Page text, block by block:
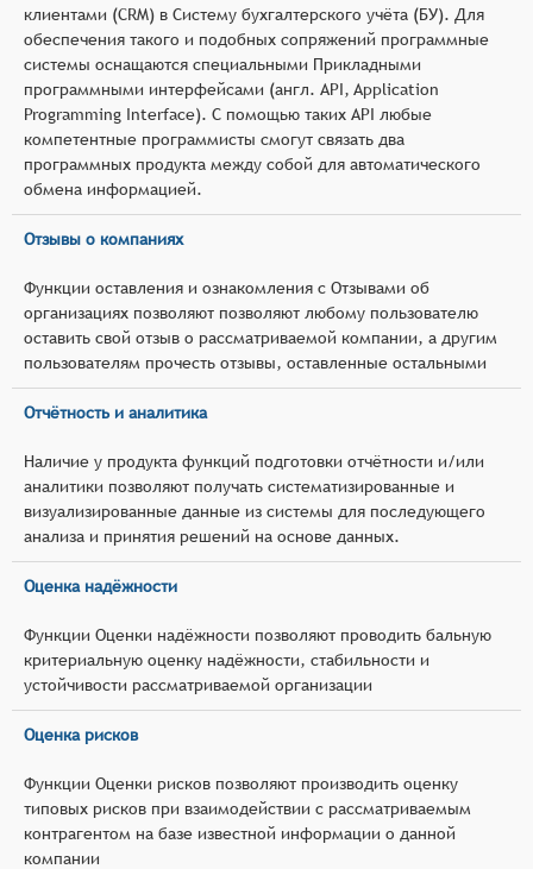
клиентами (CRM) в Систему бухгалтерского учёта (БУ). Для
обеспечения такого и подобных сопряжений программные
системы оснащаются специальными Прикладными
программными интерфейсами (англ. API, Application
Programming Interface). С помощью таких API любые
компетентные программисты смогут связать два
программных продукта между собой для автоматического
обмена информацией.
Отзывы о компаниях
Функции оставления и ознакомления с Отзывами об
организациях позволяют позволяют любому пользователю
оставить свой отзыв о рассматриваемой компании, а другим
пользователям прочесть отзывы, оставленные остальными
Отчётность и аналитика
Наличие у продукта функций подготовки отчётности и/или
аналитики позволяют получать систематизированные и
визуализированные данные из системы для последующего
анализа и принятия решений на основе данных.
Оценка надёжности
Функции Оценки надёжности позволяют проводить бальную
критериальную оценку надёжности, стабильности и
устойчивости рассматриваемой организации
Оценка рисков
Функции Оценки рисков позволяют производить оценку
типовых рисков при взаимодействии с рассматриваемым
контрагентом на базе известной информации о данной
компании